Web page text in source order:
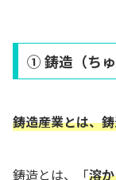
① 鋳造（ち
鋳造産業とは、
鋳造とは、「溶